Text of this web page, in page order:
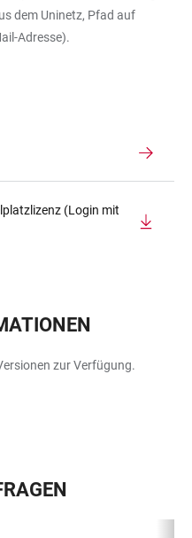
dem Uninetz, Pfad auf
Adresse).
(Login mit
zur Verfügung.